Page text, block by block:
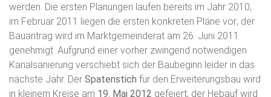
werden. Die ersten Planungen laufen bereits im Jahr 2010;
im Februar 2011 liegen die ersten konkreten Pläne vor; der
Bauantrag wird im Marktgemeinderat am 26. Juni 2011
genehmigt. Aufgrund einer vorher zwingend notwendigen
Kanalsanierung verschiebt sich der Baubeginn leider in das
nächste Jahr. Der Spatenstich für den Erweiterungsbau wird
in kleinem Kreise am 19. Mai 2012 gefeiert; der Hebauf wird